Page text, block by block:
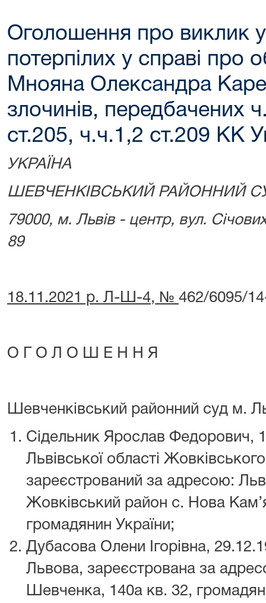
Оголошення про виклик у
потерпілих у справі про
Мнояна Олександра
злочинів, передбачених
ст.205, ч.ч.1,2 ст.209 КК
УКРАЇНА
ШЕВЧЕНКІВСЬКИЙ РАЙОННИЙ
79000, м. Львів - центр, вул.
89
18.11.2021 р. Л-Ш-4, № 462/6095/
О Г О Л О Ш Е Н Н Я
Шевченківський районний суд м.
Сідельник Ярослав Федорович,
Львівської області
зареєстрований за адресою:
Жовківський район с. Нова
громадянин України;
Дубасова Олени Ігорівна,
Львова, зареєстрована за
Шевченка, 140а кв. 32,